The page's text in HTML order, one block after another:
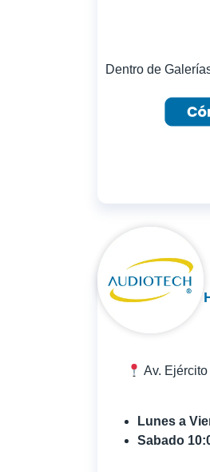
Dentro de
Av.
Lunes a
Sabado